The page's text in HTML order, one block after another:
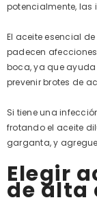
potencialmente, las
El aceite esencial
padecen
boca, ya que
prevenir brotes de
Si tiene una
frotando el aceite
garganta, y
Elegir
de alta